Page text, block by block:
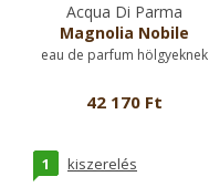
Acqua Di Parma
Magnolia Nobile
eau de parfum hölgyeknek
42 170 Ft
1 kiszerelés